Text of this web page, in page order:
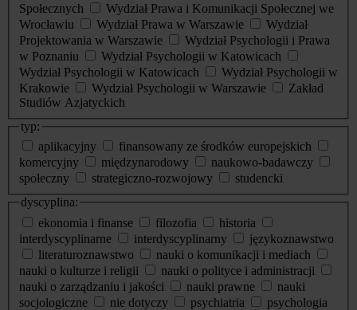
Społecznych
Wydział Prawa i Komunikacji Społecznej we
Wrocławiu
Wydział Prawa w Warszawie
Wydział
Projektowania w Warszawie
Wydział Psychologii i Prawa
w Poznaniu
Wydział Psychologii w Katowicach
Wydział Psychologii w Katowicach
Wydział Psychologii w
Krakowie
Wydział Psychologii w Warszawie
Zakład
Studiów Azjatyckich
typ:
aplikacyjny
finansowany ze środków europejskich
komercyjny
międzynarodowy
naukowo-badawczy
społeczny
strategiczno-rozwojowy
studencki
dyscyplina:
ekonomia i finanse
filozofia
historia
interdyscyplinarne
interdyscyplinarny
językoznawstwo
literaturoznawstwo
nauki o komunikacji i mediach
nauki o kulturze i religii
nauki o polityce i administracji
nauki o zarządzaniu i jakości
nauki prawne
nauki
socjologiczne
nie dotyczy psychiatria
psychologia